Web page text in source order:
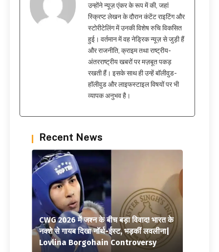
उन्होंने न्यूज़ एंकर के रूप में की, जहां
स्क्रिप्ट लेखन के दौरान कंटेंट राइटिंग और
स्टोरीटेलिंग में उनकी विशेष रुचि विकसित
हुई। वर्तमान में वह नेड्रिक न्यूज़ से जुड़ी हैं
और राजनीति, क्राइम तथा राष्ट्रीय-
अंतरराष्ट्रीय खबरों पर मज़बूत पकड़
रखती हैं। इसके साथ ही उन्हें बॉलीवुड-
हॉलीवुड और लाइफस्टाइल विषयों पर भी
व्यापक अनुभव है।
Recent News
CWG 2026 में जश्न के बीच बड़ा विवाद! भारत के
नक्शे से गायब दिखा नॉर्थ-ईस्ट, भड़कीं लवलीना|
Lovlina Borgohain Controversy